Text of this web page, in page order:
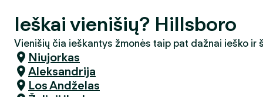
Ieškai vienišių? Hillsboro
Vienišių čia ieškantys žmonės taip pat dažnai ieško ir
Niujorkas
Aleksandrija
Los Andželas